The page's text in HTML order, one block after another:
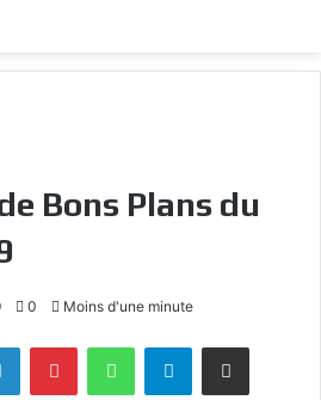
Bons Plans du
0 Moins d'une minute
LinkedinPinterestWhatsAppTelegramPartagez par mail